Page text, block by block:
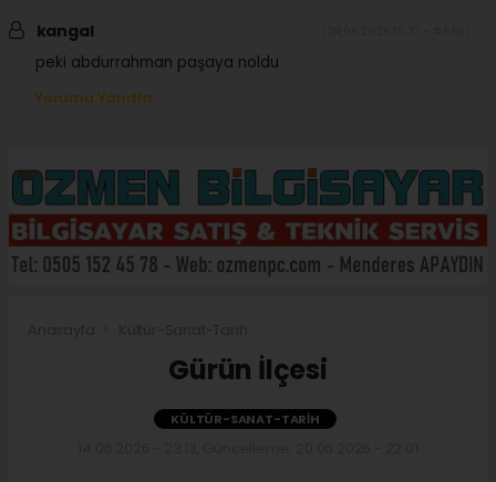
kangal
peki abdurrahman paşaya noldu
Yorumu Yanıtla
Gürün İlçesi
KÜLTÜR-SANAT-TARIH